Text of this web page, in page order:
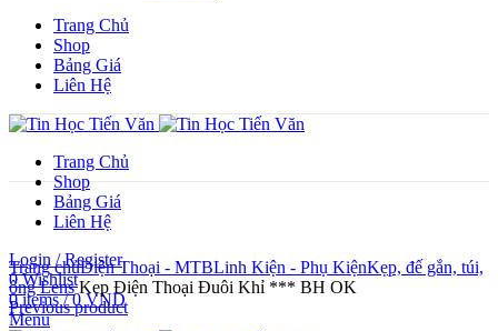
Trang Chủ
Shop
Bảng Giá
Liên Hệ
Trang Chủ
Shop
Bảng Giá
Liên Hệ
Login / Register
0Wishlist
0items / 0VND
Menu
Trang chủĐiện Thoại - MTBLinh Kiện - Phụ KiệnKẹp, đế gắn, túi,
ống LensKẹp Điện Thoại Đuôi Khỉ *** BH OK
Previous product